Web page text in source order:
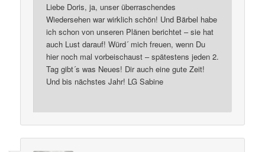
Liebe Doris, ja, unser überraschendes
Wiedersehen war wirklich schön! Und Bärbel habe
ich schon von unseren Plänen berichtet – sie hat
auch Lust darauf! Würd´ mich freuen, wenn Du
hier noch mal vorbeischaust – spätestens jeden 2.
Tag gibt´s was Neues! Dir auch eine gute Zeit!
Und bis nächstes Jahr! LG Sabine